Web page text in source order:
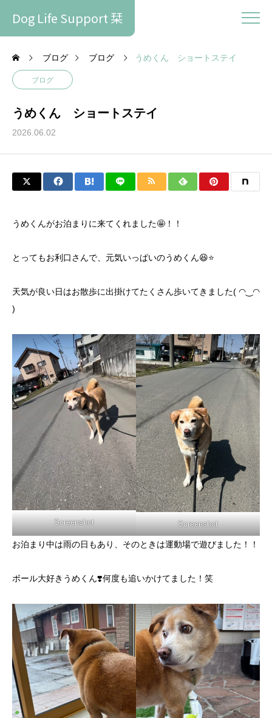
Dog Life Support 栞
ブログ ブログ うめくん ショートステイ
ブログ
うめくん ショートステイ
2026.06.02
うめくんがお泊まりに来てくれました🤩！！
とってもお利口さんで、元気いっぱいのうめくん😆⭐️
天気が良い日はお散歩に出掛けてたくさん歩いてきました( ◠‿◠
)
Screenshot Screenshot
お泊まり中は雨の日もあり、そのときは運動場で遊びました！！
ボール大好きうめくん❣️何度も追いかけてました！笑